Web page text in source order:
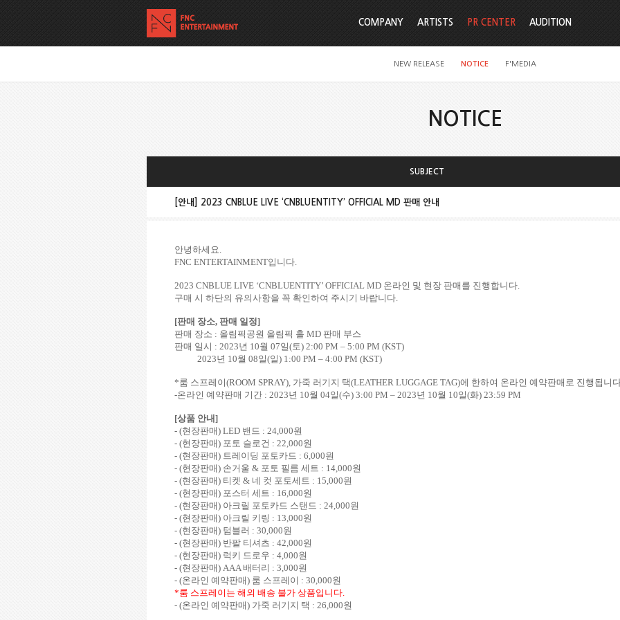
COMPANY ARTISTS PR CENTER
NEW RELEASE NOTICE F'MEDIA
AUDITION
NOTICE
SUBJECT
[안내] 2023 CNBLUE LIVE ‘CNBLUENTITY’ OFFICIAL MD 판매 안내
안녕하세요.
FNC ENTERTAINMENT입니다.
2023 CNBLUE LIVE ‘CNBLUENTITY’ OFFICIAL MD 온라인 및 현장 판매를 진행합니다.
구매 시 하단의 유의사항을 꼭 확인하여 주시기 바랍니다.
[판매 장소, 판매 일정]
판매 장소 : 올림픽공원 올림픽 홀 MD 판매 부스
판매 일시 : 2023년 10월 07일(토) 2:00 PM – 5:00 PM (KST)
2023년 10월 08일(일) 1:00 PM – 4:00 PM (KST)
*룸 스프레이(ROOM SPRAY), 가죽 러기지 택(LEATHER LUGGAGE TAG)에 한하여 온라인 예약판매로 진행됩니
-온라인 예약판매 기간 : 2023년 10월 04일(수) 3:00 PM – 2023년 10월 10일(화) 23:59 PM
[상품 안내 ]
- (현장판매) LED 밴드 : 24,000원
- (현장판매) 포토 슬로건 : 22,000원
- (현장판매) 트레이딩 포토카드 : 6,000원
- (현장판매) 손거울 & 포토 필름 세트 : 14,000원
- (현장판매) 티켓 & 네 컷 포토세트 : 15,000원
- (현장판매) 포스터 세트 : 16,000원
- (현장판매) 아크릴 포토카드 스탠드 : 24,000원
- (현장판매) 아크릴 키링 : 13,000원
- (현장판매) 텀블러 : 30,000원
- (현장판매) 반팔 티셔츠 : 42,000원
- (현장판매) 럭키 드로우 : 4,000원
- (현장판매) AAA배터리 : 3,000원
- (온라인 예약판매) 룸 스프레이 : 30,000원
*룸 스프레이는 해외 배송 불가 상품입니다.
- (온라인 예약판매) 가죽 러기지 택 : 26,000원